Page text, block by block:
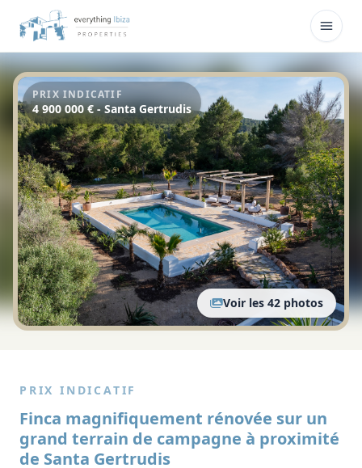
Skip to main content
PRIX INDICATIF
4 900 000 € - Santa Gertrudis
Voir les 42 photos
PRIX INDICATIF
Finca magnifiquement rénovée sur un
grand terrain de campagne à proximité
de Santa Gertrudis